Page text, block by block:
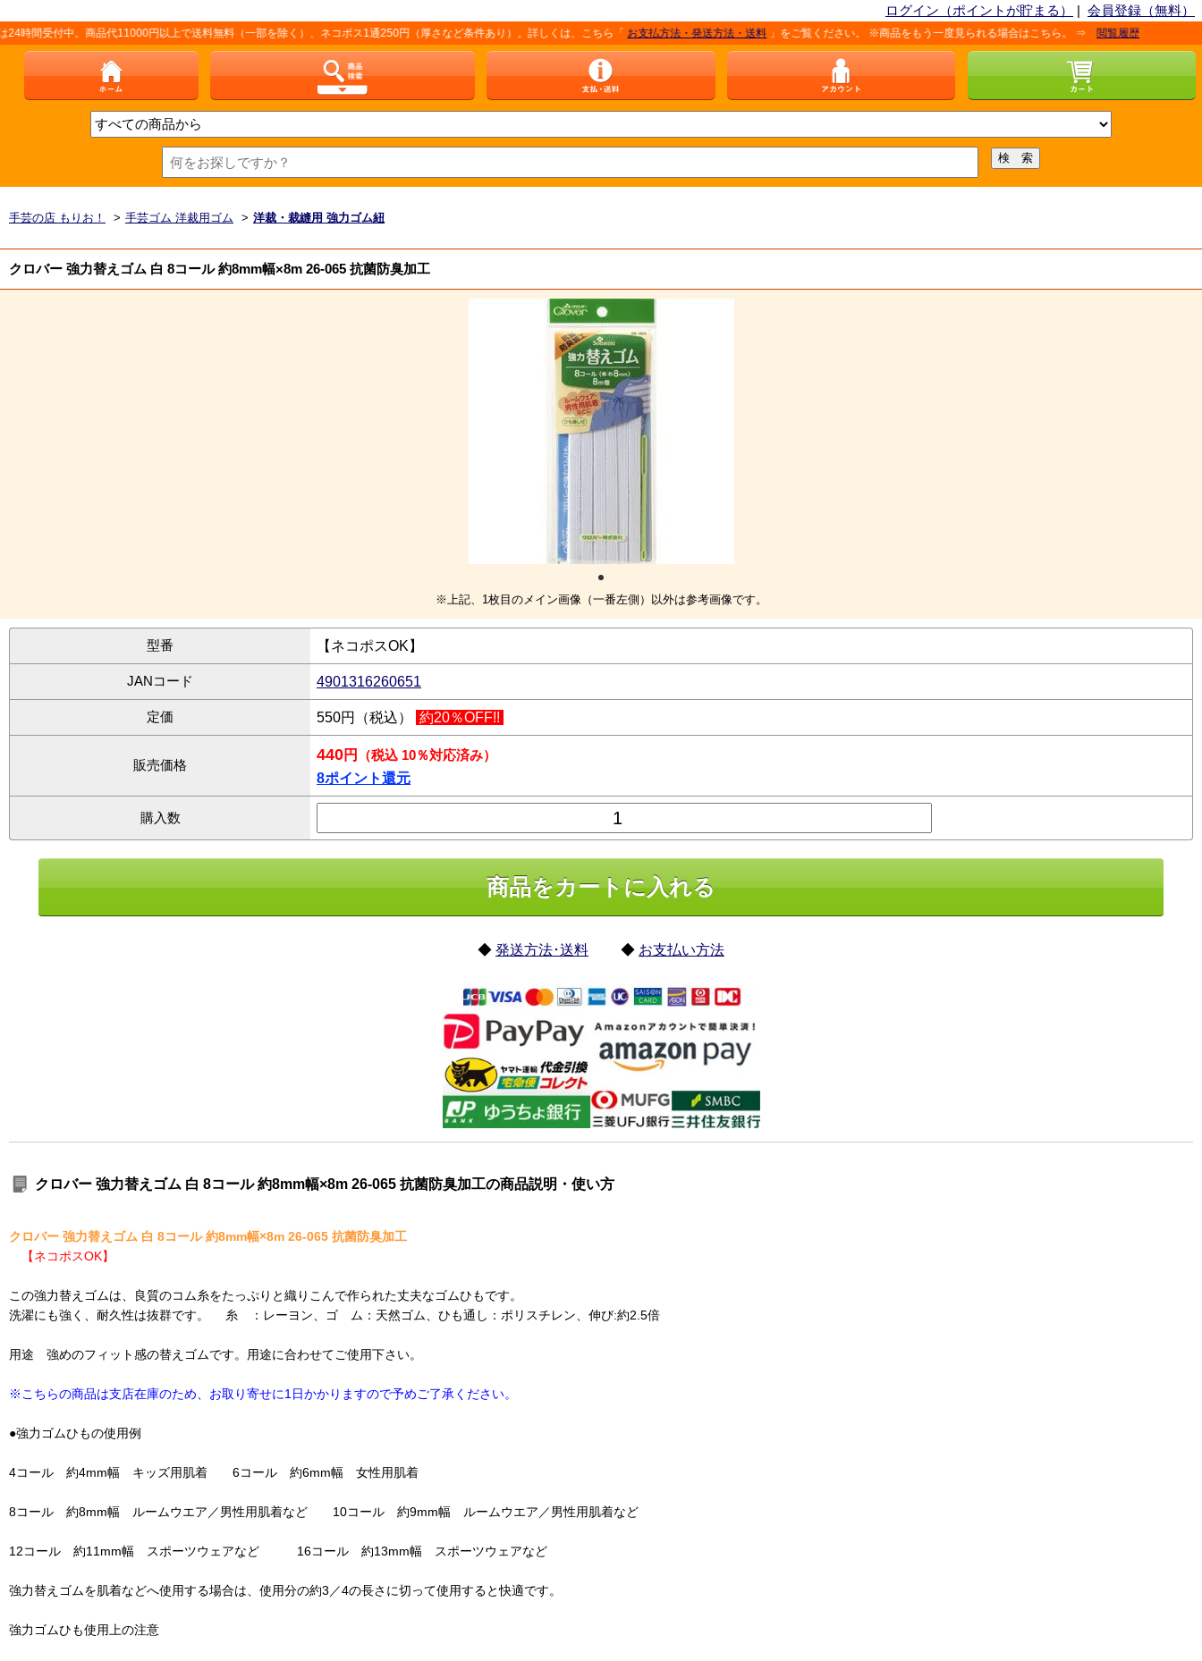
ログイン（ポイントが貯まる） | 会員登録（無料）
中。商品代11000円以上で送料無料（一部を除く）、ネコポス1通250円（厚さなど条件あり）。詳しくは、こちら「 お支払方法・発送方法・送料」をご覧ください。 ※商品をもう一度見られる場合はこちら。 ⇒閲覧履歴
手芸の店 もりお！ > 手芸ゴム 洋裁用ゴム > 洋裁・裁縫用 強力ゴム紐
クロバー 強力替えゴム 白 8コール 約8mm幅×8m 26-065 抗菌防臭加工
※上記、1枚目のメイン画像（一番左側）以外は参考画像です。
型番 【ネコポスOK】
JANコード 4901316260651
定価 550円（税込） 約20％OFF!!
販売価格
440円
（税込 10％対応済み）
8ポイント還元
購入数
◆ 発送方法･送料 ◆ お支払い方法
クロバー 強力替えゴム 白 8コール 約8mm幅×8m 26-065 抗菌防臭加工の商品説明・使い方
クロバー 強力替えゴム 白 8コール 約8mm幅×8m 26-065 抗菌防臭加工
【ネコポスOK】
この強力替えゴムは、良質のコム糸をたっぷりと織りこんで作られた丈夫なゴムひもです。
洗濯にも強く、耐久性は抜群です。 糸 ：レーヨン、ゴ ム：天然ゴム、ひも通し：ポリスチレン、伸び:約2.5倍
用途 強めのフィット感の替えゴムです。用途に合わせてご使用下さい。
※こちらの商品は支店在庫のため、お取り寄せに1日かかりますので予めご了承ください。
●強力ゴムひもの使用例
4コール 約4mm幅 キッズ用肌着 6コール 約6mm幅 女性用肌着
8コール 約8mm幅 ルームウエア／男性用肌着など 10コール 約9mm幅 ルームウエア／男性用肌着など
12コール 約11mm幅 スポーツウェアなど 16コール 約13mm幅 スポーツウェアなど
強力替えゴムを肌着などへ使用する場合は、使用分の約3／4の長さに切って使用すると快適です。
強力ゴムひも使用上の注意